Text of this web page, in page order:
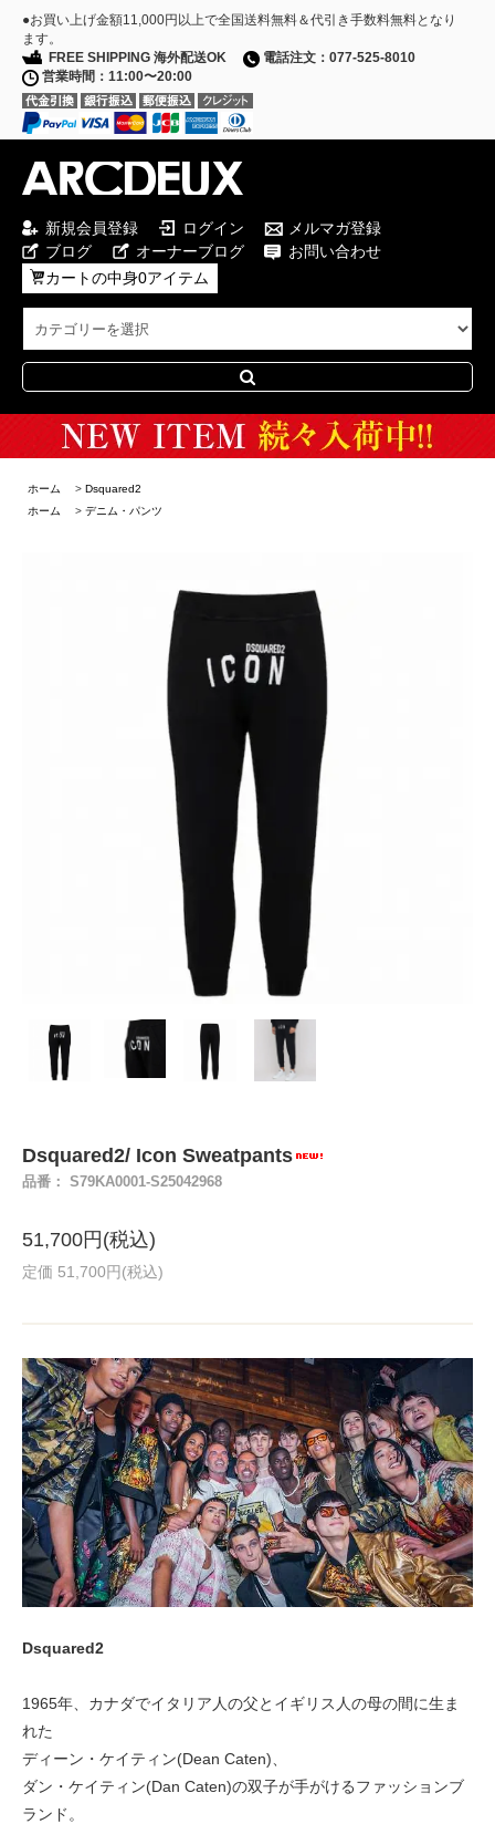
●お買い上げ金額11,000円以上で全国送料無料＆代引き手数料無料となり
ます。
FREE SHIPPING 海外配送OK
電話注文：077-525-8010
営業時間：11:00〜20:00
新規会員登録 ログイン
メルマガ登録
ブログ
オーナーブログ
お問い合わせ
カートの中身0アイテム
ホーム > Dsquared2
ホーム
> デニム・パンツ
Dsquared2/ Icon Sweatpants
品番： S79KA0001-S25042968
51,700円(税込)
定価 51,700円(税込)
Dsquared2
1965年、カナダでイタリア人の父とイギリス人の母の間に生ま
れた
ディーン・ケイティン(Dean Caten)、
ダン・ケイティン(Dan Caten)の双子が手がけるファッションブ
ランド。